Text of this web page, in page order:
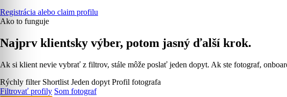
Registrácia alebo claim profilu
Ako to funguje
Najprv klientsky výber, potom jasný ďalší krok.
Ak si klient nevie vybrať z filtrov, stále môže poslať jeden dopyt. Ak ste fotograf,
Rýchly filter Shortlist Jeden dopyt Profil fotografa
Filtrovať profily Som fotograf